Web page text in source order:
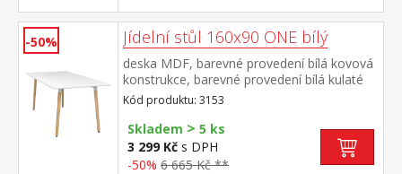
-50% Jídelní stůl 160x90 ONE bílý
deska MDF, barevné provedení bílá kovová
konstrukce, barevné provedení bílá kulaté
nohy, materiál masiv buk nastavitelné
plastové kluzáky s pochromovanou krytkou
Kód produktu: 3153
Skladem > 5 ks
3 299 Kč s DPH
-50% 6 665 Kč **